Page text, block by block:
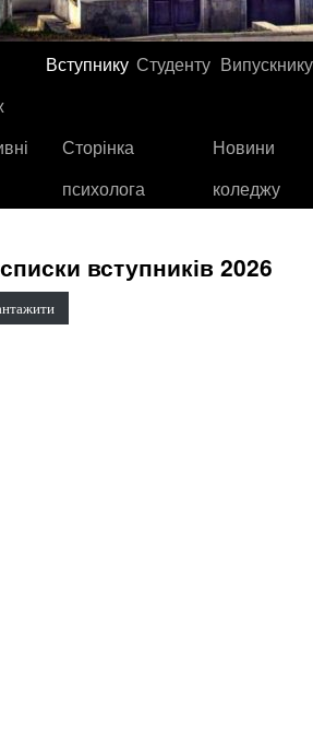
Вступнику Студенту Випускнику
Сторінка
психолога
Новини
коледжу
вступників 2026